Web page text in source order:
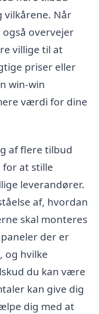
vilkårene. Når
overvejer
villige til at
priser eller
win-win
værdi for dine
af flere tilbud
for at stille
leverandører.
af, hvordan
skal monteres
der er
og hvilke
du kan være
kan give dig
dig med at